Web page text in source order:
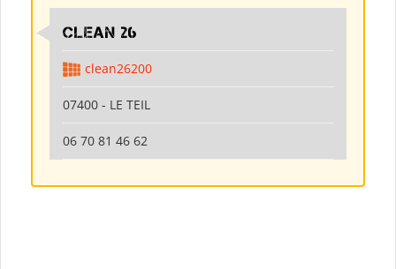
clean 26
clean26200
07400 - LE TEIL
06 70 81 46 62